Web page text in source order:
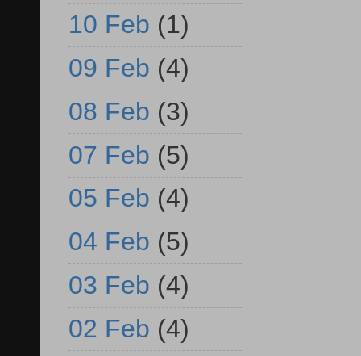
10 Feb (1)
09 Feb (4)
08 Feb (3)
07 Feb (5)
05 Feb (4)
04 Feb (5)
03 Feb (4)
02 Feb (4)